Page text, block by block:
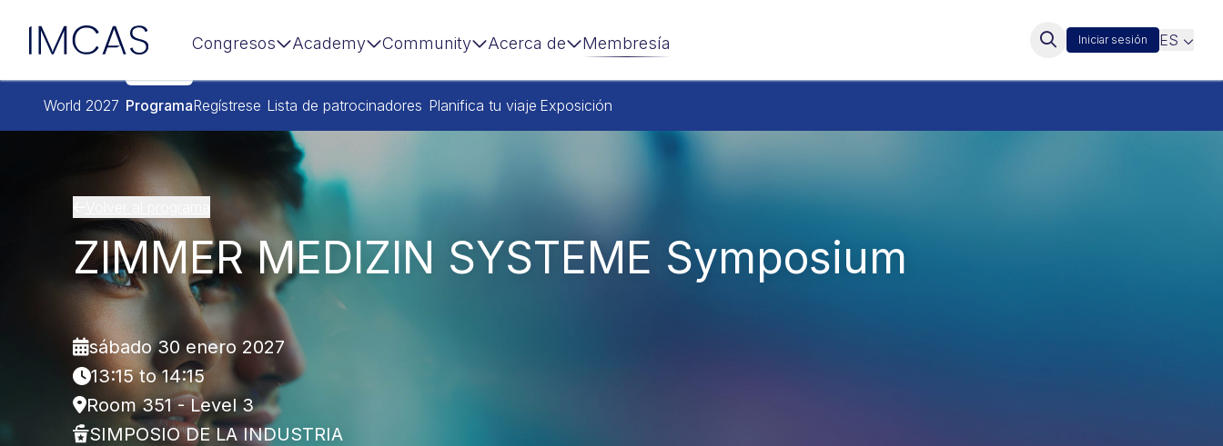
Ir al contenido principal
IMCAS Congresos Academy Community Acerca de Membresía Iniciar sesión ES
World 2027 ProgramaRegístrese Lista de patrocinadores Planifica tu viaje Exposición
ZIMMER MEDIZIN SYSTEME Symposium
sábado 30 enero 2027
13:15 to 14:15
Room 351 - Level 3
SIMPOSIO DE LA INDUSTRIA